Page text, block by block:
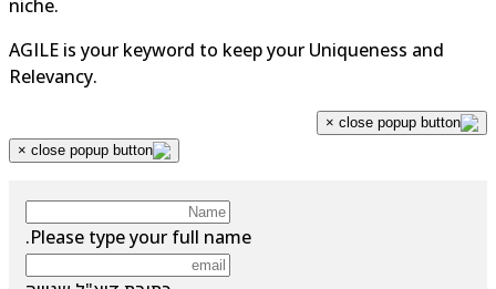
niche.
AGILE is your keyword to keep your Uniqueness and
Relevancy.
×
×
Please type your full name.